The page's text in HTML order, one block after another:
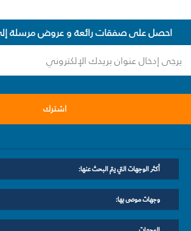
احصل على صفقات رائعة و عروض مرسلة
اشترك
أكثر الوجهات التي يتم البحث عنها:
وجهات موصى بها: